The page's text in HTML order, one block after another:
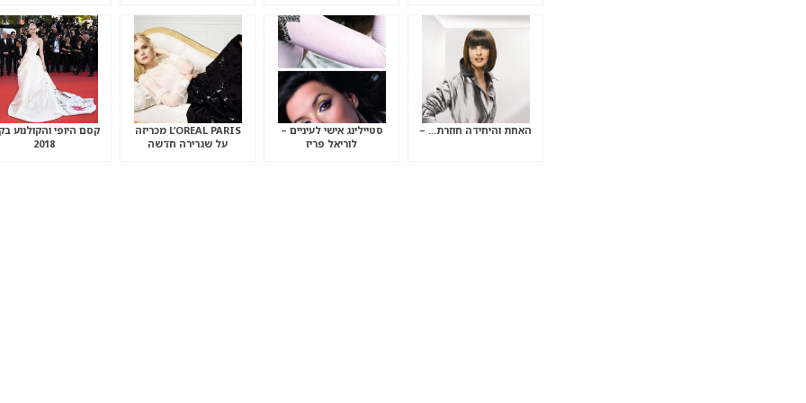
האחת והיחידה חוזרת… –
סטיילינג אישי לעיניים –
לוריאל פריז
L’OREAL PARIS מכריזה
על שגרירה חדשה
קסם היופי והקולנוע
2018